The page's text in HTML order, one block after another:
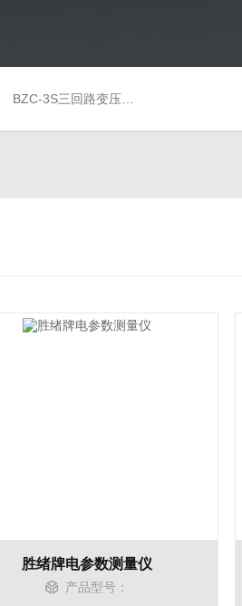
BZC-3S三回路变压器直流电阻测试仪
胜绪牌电参数测量仪
产品型号：